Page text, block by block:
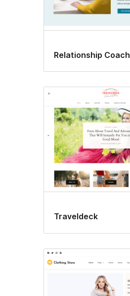
Relationship Coach
Traveldeck